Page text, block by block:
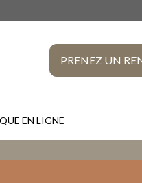
PRENEZ UN
EN LIGNE